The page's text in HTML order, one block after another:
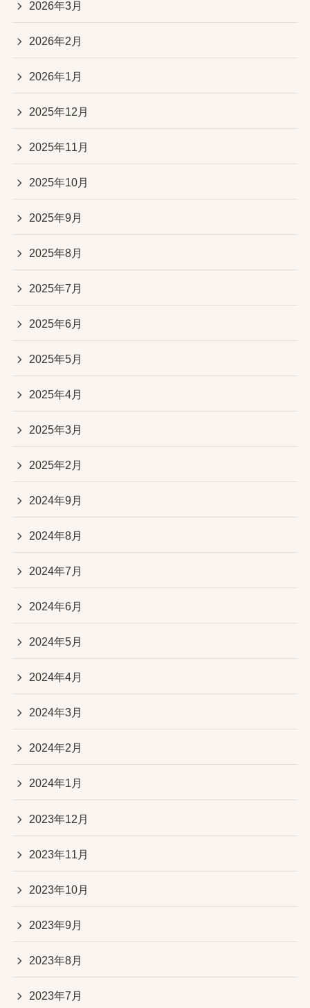
2026年3月
2026年2月
2026年1月
2025年12月
2025年11月
2025年10月
2025年9月
2025年8月
2025年7月
2025年6月
2025年5月
2025年4月
2025年3月
2025年2月
2024年9月
2024年8月
2024年7月
2024年6月
2024年5月
2024年4月
2024年3月
2024年2月
2024年1月
2023年12月
2023年11月
2023年10月
2023年9月
2023年8月
2023年7月